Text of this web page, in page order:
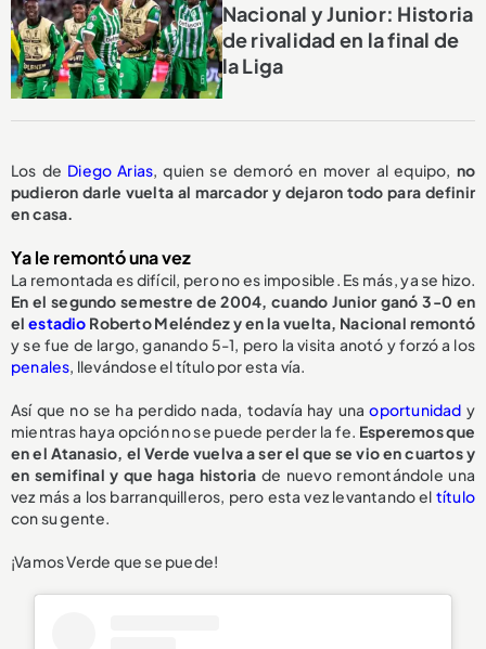
Nacional y Junior: Historia
de rivalidad en la final de
la Liga
Los de Diego Arias, quien se demoró en mover al equipo, no
pudieron darle vuelta al marcador y dejaron todo para definir
en casa.
Ya le remontó una vez
La remontada es difícil, pero no es imposible. Es más, ya se hizo.
En el segundo semestre de 2004, cuando Junior ganó 3-0 en
elestadio Roberto Meléndez y en la vuelta, Nacional remontó
y se fue de largo, ganando 5-1, pero la visita anotó y forzó a los
penales, llevándose el título por esta vía.
Así que no se ha perdido nada, todavía hay unaoportunidad y
mientras haya opción no se puede perder la fe. Esperemos que
en el Atanasio, el Verde vuelva a ser el que se vio en cuartos y
en semifinal y que haga historia de nuevo remontándole una
vez más a los barranquilleros, pero esta vez levantando el título
con su gente.
¡Vamos Verde que se puede!